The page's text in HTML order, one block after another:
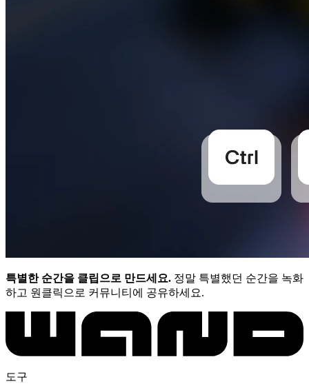
특별한 순간을 클립으로 만드세요. 정말 특별했던 순간을 녹화
하고 원클릭으로 커뮤니티에 공유하세요.
도구